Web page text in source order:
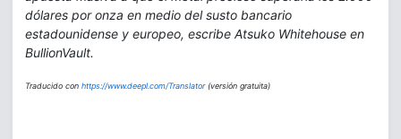
dólares por onza en medio del susto bancario
estadounidense y europeo, escribe Atsuko Whitehouse en
BullionVault.
Traducido con https://www.deepl.com/Translator(versión gratuita)